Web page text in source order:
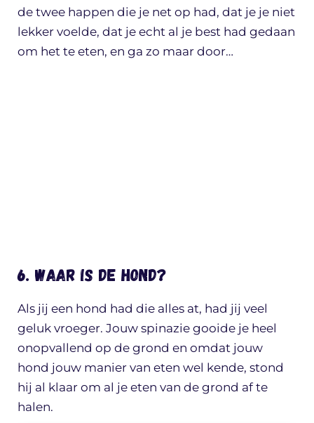
de twee happen die je net op had, dat je je niet
lekker voelde, dat je echt al je best had gedaan
om het te eten, en ga zo maar door…
6. Waar is de hond?
Als jij een hond had die alles at, had jij veel
geluk vroeger. Jouw spinazie gooide je heel
onopvallend op de grond en omdat jouw
hond jouw manier van eten wel kende, stond
hij al klaar om al je eten van de grond af te
halen.